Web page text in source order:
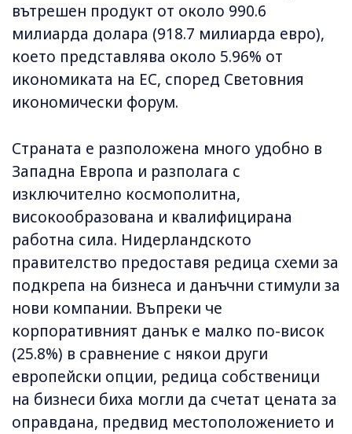
вътрешен продукт от около 990.6
милиарда долара (918.7 милиарда евро),
което представлява около 5.96% от
икономиката на ЕС, според Световния
икономически форум.
Страната е разположена много удобно в
Западна Европа и разполага с
изключително космополитна,
високообразована и квалифицирана
работна сила. Нидерландското
правителство предоставя редица схеми за
подкрепа на бизнеса и данъчни стимули за
нови компании. Въпреки че
корпоративният данък е малко по-висок
(25.8%) в сравнение с някои други
европейски опции, редица собственици
на бизнеси биха могли да счетат цената за
оправдана, предвид местоположението и